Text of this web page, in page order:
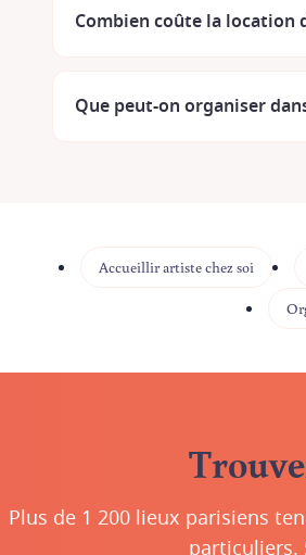
Combien coûte la location
Que peut-on organiser
Accueillir artiste chez soi
Plus de 1 200 lieux parisiens
particuliers.